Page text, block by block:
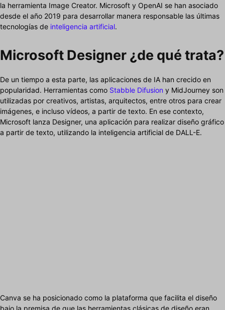
la herramienta Image Creator. Microsoft y OpenAI se han asociado
desde el año 2019 para desarrollar manera responsable las últimas
tecnologías de inteligencia artificial.
Microsoft Designer ¿de qué trata?
De un tiempo a esta parte, las aplicaciones de IA han crecido en
popularidad. Herramientas como Stabble Difusion y MidJourney son
utilizadas por creativos, artistas, arquitectos, entre otros para crear
imágenes, e incluso vídeos, a partir de texto. En ese contexto,
Microsoft lanza Designer, una aplicación para realizar diseño gráfico
a partir de texto, utilizando la inteligencia artificial de DALL-E.
Canva se ha posicionado como la plataforma que facilita el diseño
bajo la premisa de que las herramientas clásicas de diseño eran